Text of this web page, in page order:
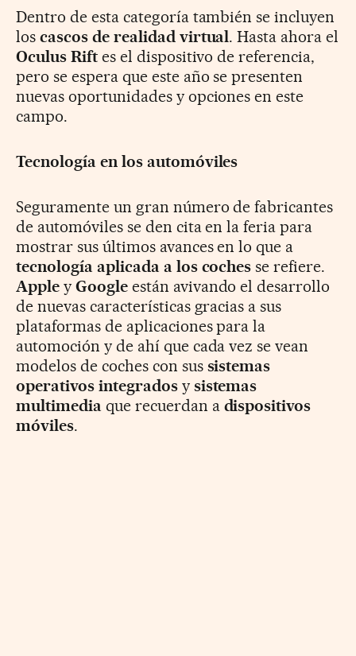
Dentro de esta categoría también se incluyen
los cascos de realidad virtual. Hasta ahora el
Oculus Riftes el dispositivo de referencia,
pero se espera que este año se presenten
nuevas oportunidades y opciones en este
campo.
Tecnología en los automóviles
Seguramente un gran número de fabricantes
de automóviles se den cita en la feria para
mostrar sus últimos avances en lo que a
tecnología aplicada a los coches se refiere.
Appley Googleestán avivando el desarrollo
de nuevas características gracias a sus
plataformas de aplicaciones para la
automoción y de ahí que cada vez se vean
modelos de coches con sus sistemas
operativos integradosy sistemas
multimedia que recuerdan a dispositivos
móviles.